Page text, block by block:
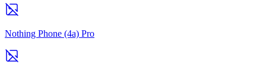
Nothing Phone (4a) Pro